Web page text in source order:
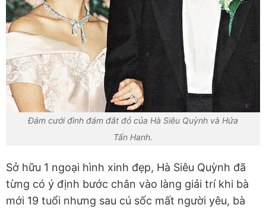
Đám cưới đình đám đắt đỏ của Hà Siêu Quỳnh và Hứa
Tấn Hanh.
Sở hữu 1 ngoại hình xinh đẹp, Hà Siêu Quỳnh đã
từng có ý định bước chân vào làng giải trí khi bà
mới 19 tuổi nhưng sau cú sốc mất người yêu, bà